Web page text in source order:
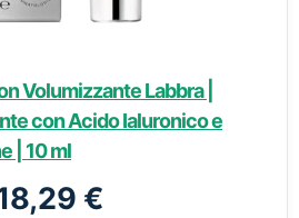
Volumizzante Labbra |
con Acido Ialuronico e
| 10 ml
€